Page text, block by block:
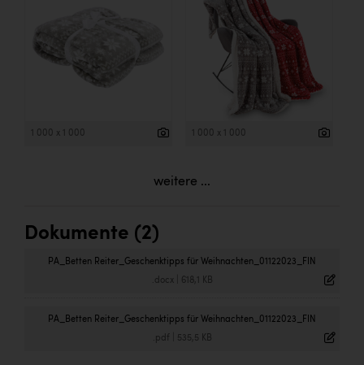
1 000 x 1 000 1 000 x 1 000
weitere ...
Dokumente (2)
PA_Betten Reiter_Geschenktipps für Weihnachten_01122023_FIN
.docx| 618,1 KB
PA_Betten Reiter_Geschenktipps für Weihnachten_01122023_FIN
.pdf 535,5 KB